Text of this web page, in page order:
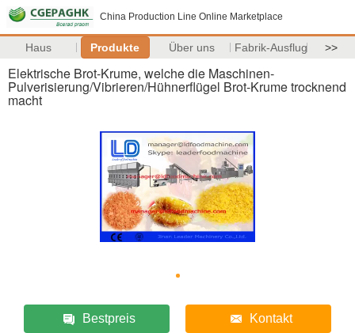
China Production Line Online Marketplace
Haus Produkte Über uns Fabrik-Ausflug >>
Elektrische Brot-Krume, welche die Maschinen-
Pulverisierung/Vibrieren/Hühnerflügel Brot-Krume trocknend
macht
Bestpreis Kontakt